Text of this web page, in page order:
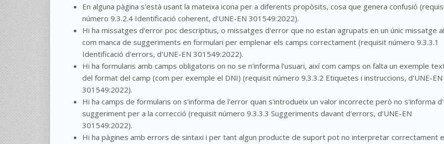
En alguna pàgina s'està usant la mateixa icona per a diferents propòsits, cosa que genera confusió
número 9.3.2.4 Identificació coherent, d'UNE-EN 301549:2022).
Hi ha missatges d'error poc descriptius, o missatges d'error que no estan agrupats en un únic missatge
com manca de suggeriments en formulari per emplenar els camps correctament (requisit número 9.3.3.1
Identificació d'errors, d'UNE-EN 301549:2022).
Hi ha formularis amb camps obligatoris on no se n'informa l'usuari, així com camps on falta un exemple
del format del camp (com per exemple el DNI) (requisit número 9.3.3.2 Etiquetes i instruccions, d'UNE-EN
301549:2022).
Hi ha camps de formularis on s'informa de l'error quan s'introdueix un valor incorrecte però no s'informa
suggeriment per a la correcció (requisit número 9.3.3.3 Suggeriments davant d'errors, d'UNE-EN
301549:2022).
Hi ha pàgines amb errors de sintaxi i per tant algun producte de suport pot no interpretar correctament